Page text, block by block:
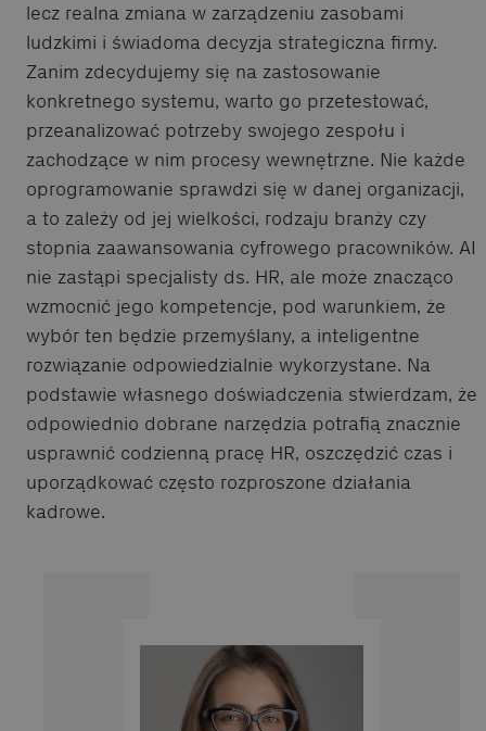
lecz realna zmiana w zarządzeniu zasobami
ludzkimi i świadoma decyzja strategiczna firmy.
Zanim zdecydujemy się na zastosowanie
konkretnego systemu, warto go przetestować,
przeanalizować potrzeby swojego zespołu i
zachodzące w nim procesy wewnętrzne. Nie każde
oprogramowanie sprawdzi się w danej organizacji,
a to zależy od jej wielkości, rodzaju branży czy
stopnia zaawansowania cyfrowego pracowników. AI
nie zastąpi specjalisty ds. HR, ale może znacząco
wzmocnić jego kompetencje, pod warunkiem, że
wybór ten będzie przemyślany, a inteligentne
rozwiązanie odpowiedzialnie wykorzystane. Na
podstawie własnego doświadczenia stwierdzam, że
odpowiednio dobrane narzędzia potrafią znacznie
usprawnić codzienną pracę HR, oszczędzić czas i
uporządkować często rozproszone działania
kadrowe.